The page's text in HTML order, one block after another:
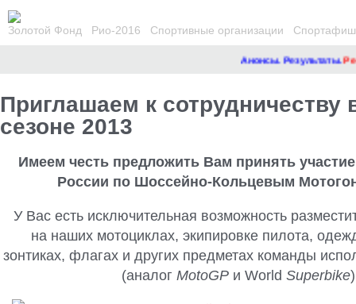
Золотой Фонд Рио-2016 Спортивные организации
Анонсы. Результаты.
Приглашаем к сотрудничеству
сезоне 2013
Имеем честь предложить Вам принять
России по Шоссейно-Кольцевым
У Вас есть исключительная возможность
на наших мотоциклах, экипировке пилота,
зонтиках, флагах и других предметах команды
(аналог MotoGP и World Superbike)